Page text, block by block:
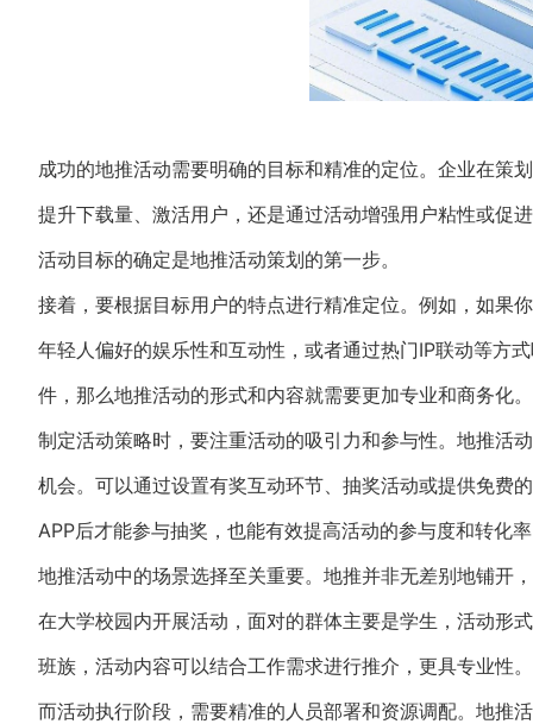
成功的地推活动需要明确的目标和精准的定位。企业在策
提升下载量、激活用户，还是通过活动增强用户粘性或促
活动目标的确定是地推活动策划的第一步。
接着，要根据目标用户的特点进行精准定位。例如，如果
年轻人偏好的娱乐性和互动性，或者通过热门IP联动等方
件，那么地推活动的形式和内容就需要更加专业和商务化
制定活动策略时，要注重活动的吸引力和参与性。地推活
机会。可以通过设置有奖互动环节、抽奖活动或提供免费
APP后才能参与抽奖，也能有效提高活动的参与度和转化
地推活动中的场景选择至关重要。地推并非无差别地铺开
在大学校园内开展活动，面对的群体主要是学生，活动形
班族，活动内容可以结合工作需求进行推介，更具专业性
而活动执行阶段，需要精准的人员部署和资源调配。地推